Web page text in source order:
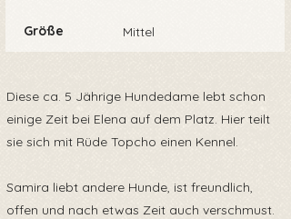
Größe Mittel
Diese ca. 5 Jährige Hundedame lebt schon
einige Zeit bei Elena auf dem Platz. Hier teilt
sie sich mit Rüde Topcho einen Kennel.
Samira liebt andere Hunde, ist freundlich,
offen und nach etwas Zeit auch verschmust.